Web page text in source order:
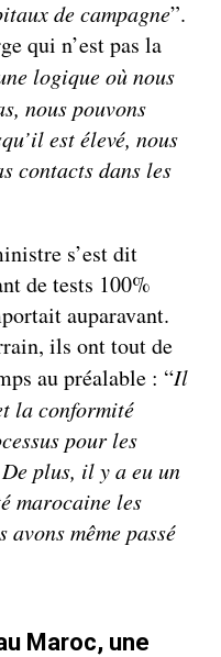
de campagne”.
qui n’est pas la
logique où nous
nous pouvons
est élevé, nous
contacts dans les
s’est dit
de tests 100%
auparavant.
ils ont tout de
au préalable : “Il
la conformité
pour les
plus, il y a eu un
marocaine les
même passé
Maroc, une